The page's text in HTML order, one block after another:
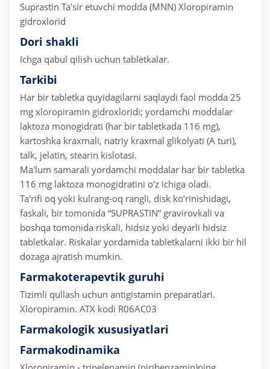
Suprastin Ta'sir etuvchi modda (MNN) Xloropiramin
gidroxlorid
Dori shakli
Ichga qabul qilish uchun tabletkalar.
Tarkibi
Har bir tabletka quyidagilarni saqlaydi faol modda 25
mg xloropiramin gidroxloridi; yordamchi moddalar
laktoza monogidrati (har bir tabletkada 116 mg),
kartoshka kraxmali, natriy kraxmal glikolyati (A turi),
talk, jelatin, stearin kislotasi.
Ma'lum samarali yordamchi moddalar har bir tabletka
116 mg laktoza monogidratini o‘z ichiga oladi.
Ta'rifi oq yoki kulrang-oq rangli, disk ko‘rinishidagi,
faskali, bir tomonida “SUPRASTIN” gravirovkali va
boshqa tomonida riskali, hidsiz yoki deyarli hidsiz
tabletkalar. Riskalar yordamida tabletkalarni ikki bir hil
dozaga ajratish mumkin.
Farmakoterapevtik guruhi
Tizimli qullash uchun antigistamin preparatlari.
Xloropiramin. ATX kodi R06AC03
Farmakologik xususiyatlari
Farmakodinamika